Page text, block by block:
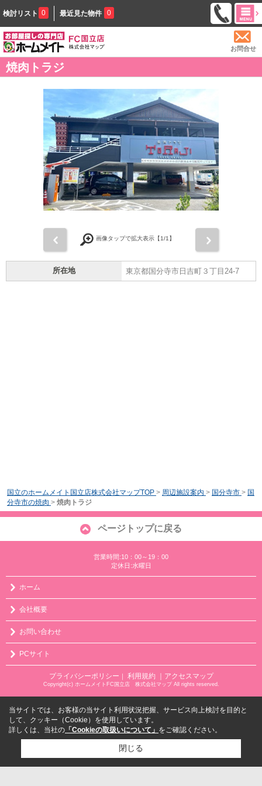
検討リスト 0 最近見た物件 0
お問合せ
焼肉トラジ
画像タップで拡大表示【1/1】
所在地 東京都国分寺市日吉町３丁目24-7
国立のホームメイト国立店株式会社マップTOP > 周辺施設案内 > 国分寺市 > 国
分寺市の焼肉 > 焼肉トラジ
ページトップに戻る
営業時間:10：00～19：00
定休日:水曜日
ホーム
会社概要
お問い合わせ
PCサイト
プライバシーポリシー ｜ 利用規約 ｜アクセスマップ
Copyright(c) ホームメイトFC国立店 株式会社マップ All rights reserved.
当サイトでは、お客様の当サイト利用状況把握、サービス向上検討を目的と
して、クッキー（Cookie）を使用しています。
詳しくは、当社の 「Cookieの取扱いについて」 をご確認ください。
閉じる